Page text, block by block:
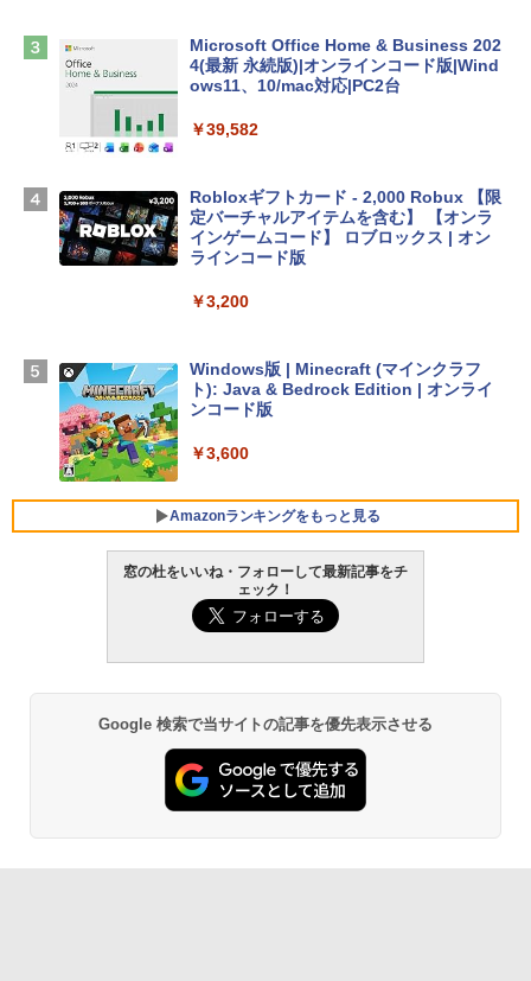
Apple 2026 MacBook Air M5チップ搭載
igence、13.6インチLiquid Retinaディ
ームカメラ、日本語キーボード、Touch I
D - シルバー
￥261,414
SSD インテル Core 5
￥129,800
Core i5/16GB/SSD 512GB/ホワイト) FM
VWK3E15W_AZ
￥139,880
Microsoft Office Home & Business 202
4(最新 永続版)|オンラインコード版|Wind
ows11、10/mac対応|PC2台
￥39,582
Robloxギフトカード - 2,000 Robux 【限
定バーチャルアイテムを含む】 【オンラ
インゲームコード】 ロブロックス | オン
ラインコード版
￥3,200
Windows版 | Minecraft (マインクラフ
ト): Java & Bedrock Edition | オンライ
ンコード版
￥3,600
Amazonランキングをもっと見る
生成AIパスポート公式テキスト 第４版
AIイラスト表現辞典: 思い通りの絵を引き
出す プロンプトの言葉 AI画像生成シリー
ズ (はぴーイラストLabo)
Amazon Kindle Paperwhite (16GB) 7イ
ンチディスプレイ、色調調節ライト、12
￥22,980
Amazon Kindle - 目に優しい、かさばら
ない、大きな画面で読みやすい、6週間持
窓の杜をいいね・フォローして最新記事をチ
ェック！
Google 検索で当サイトの記事を優先表示させる